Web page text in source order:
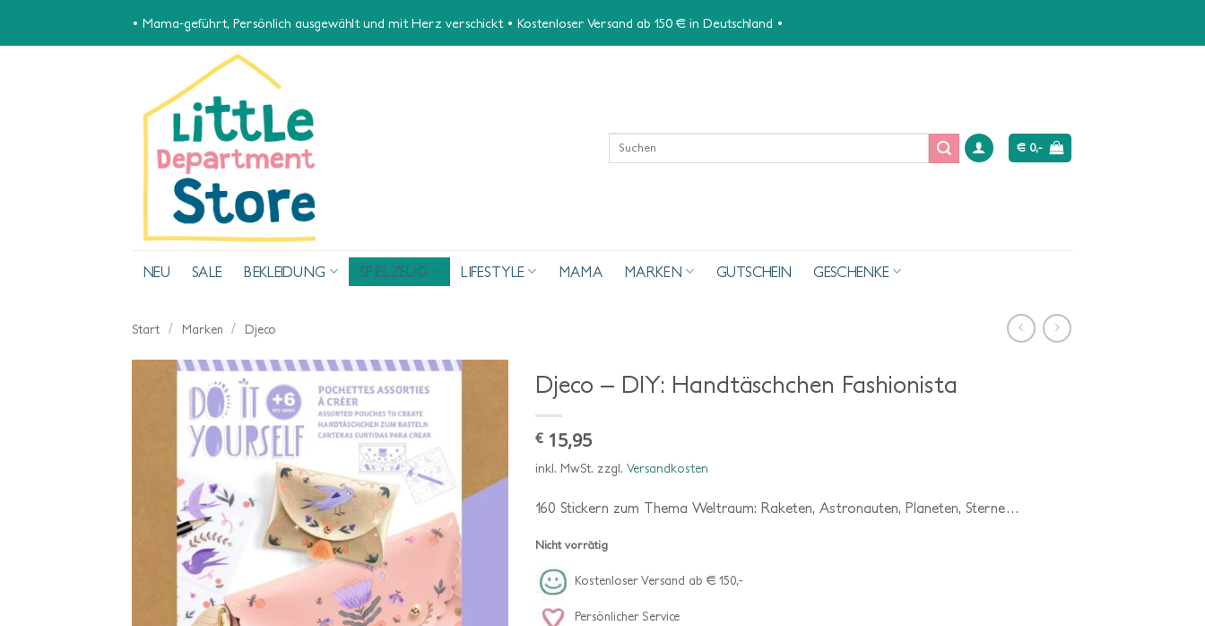
• Mama-geführt, Persönlich ausgewählt und mit Herz verschickt • Kostenloser Versand ab 150 € in Deutschland •
Suchen
nach:
€ 0,-
NEU SALE BEKLEIDUNG SPIELZEUG LIFESTYLE MAMA MARKEN GUTSCHEIN GESCHENKE
Start / Marken / Djeco
Djeco – DIY: Handtäschchen Fashionista
€ 15,95
inkl. MwSt. zzgl. Versandkosten
160 Stickern zum Thema Weltraum: Raketen, Astronauten, Planeten, Sterne…
Nicht vorrätig
Kostenloser Versand ab € 150,-
Persönlicher Service